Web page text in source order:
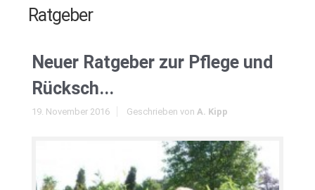
Ratgeber
Neuer Ratgeber zur Pflege und
Rücksch...
19. November 2016 Geschrieben von A. Kipp